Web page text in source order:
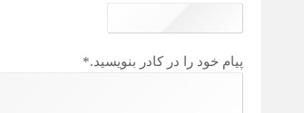
پیام خود را در کادر بنویسید.*